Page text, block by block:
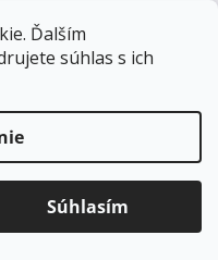
Ďalším
súhlas s ich
Súhlasím
zásielky v hodnote
.
4 EUR.
18
H121/500mm
sivá
(500 ks)